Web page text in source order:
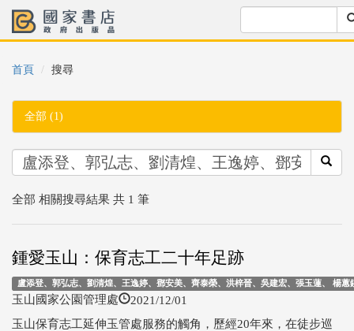
首頁 搜尋
全部 (1)
全部 相關搜尋結果 共 1 筆
鍾愛玉山：保育志工二十年足跡
盧添登、郭弘志、劉清煌、王逸婷、鄧安美、齊泰榮、洪梓晉、吳建宏、張玉蓮、 楊蕙
玉山國家公園管理處 2021/12/01
玉山保育志工延伸玉管處服務的觸角，歷經20年來，在徒步巡